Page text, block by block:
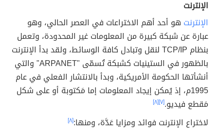
الإنترنت
الإنترنت هو أحد أهم الاختراعات في العصر الحالي، وهو
عبارة عن شبكة كبيرة من المعلومات غير المحدودة، وتعمل
بنظام TCP/IP لنقل وتبادل كافة الوسائط، ولقد بدأ الإنترنت
بالظهور في الستينيات كشبكة تُسمّى "ARPANET" والتي
أنشأتها الحكومة الأمريكية، وبدأ بالانتشار الفعلي في عام
1995م، إذ يُمكن إيجاد المعلومات إما مَكتوبة أو على شكل
مَقطع فيديو.[٧] [٨]
لاختراع الإنترنت فوائد ومزايا عَدَّة، ومنها:[٨]